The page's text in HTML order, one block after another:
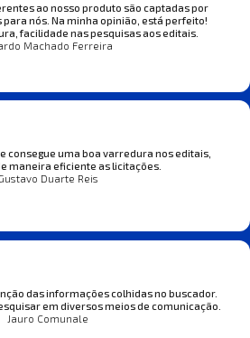
ao nosso produto são captadas por
nós. Na minha opinião, está perfeito!
facilidade nas pesquisas aos editais.
Machado Ferreira
consegue uma boa varredura nos editais,
maneira eficiente as licitações.
Duarte Reis
das informações colhidas no buscador.
em diversos meios de comunicação.
Jauro Comunale